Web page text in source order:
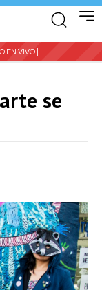
EN VIVO |
se